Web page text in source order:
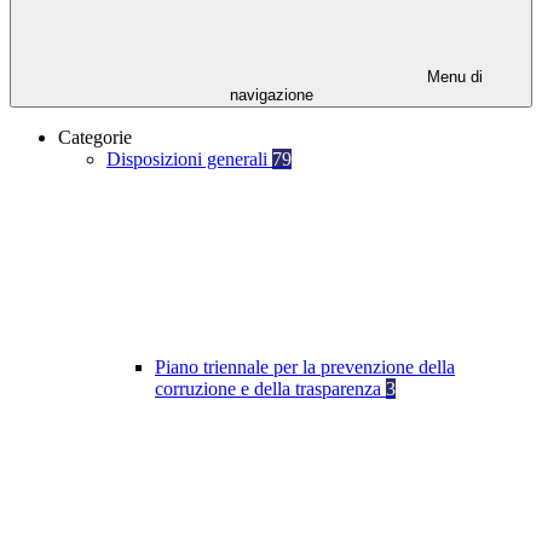
Menu di
navigazione
Categorie
Disposizioni generali 79
Piano triennale per la prevenzione della
corruzione e della trasparenza 3